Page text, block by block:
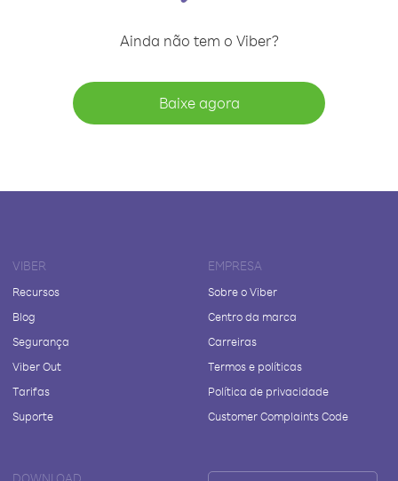
Ainda não tem o Viber?
Baixe agora
VIBER
Recursos
Blog
Segurança
Viber Out
Tarifas
Suporte
EMPRESA
Sobre o Viber
Centro da marca
Carreiras
Termos e políticas
Política de privacidade
Customer Complaints Code
DOWNLOAD